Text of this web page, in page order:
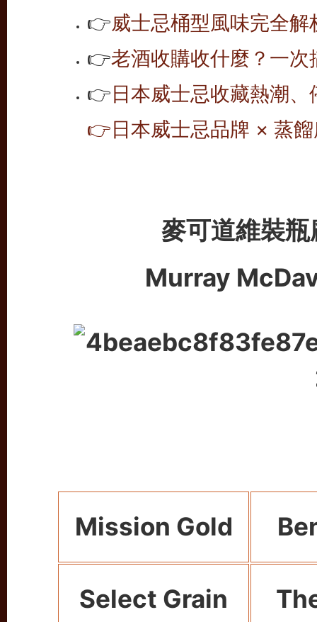
👉威士忌桶型風味完全
👉老酒收購收什麼？一
👉日本威士忌收藏熱潮
👉日本威士忌品牌 × 蒸
麥可道維裝
Murray
Mission Gold B
Select Grain